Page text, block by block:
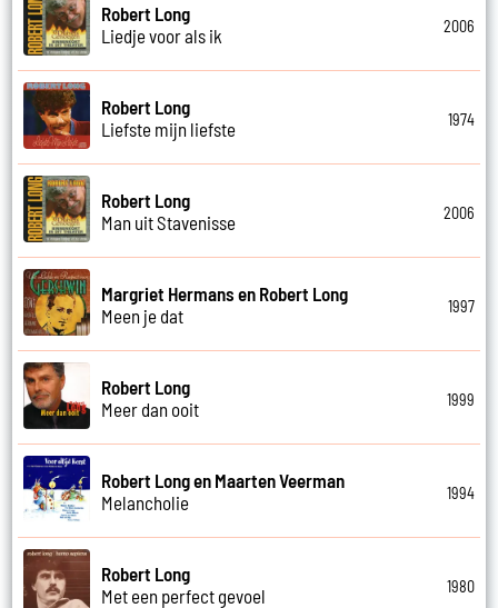
Robert Long
Liedje voor als ik
2006
Robert Long
Liefste mijn liefste
1974
Robert Long
Man uit Stavenisse
2006
Margriet Hermans en Robert Long
Meen je dat
1997
Robert Long
Meer dan ooit
1999
Robert Long en Maarten Veerman
Melancholie
1994
Robert Long
Met een perfect gevoel
1980